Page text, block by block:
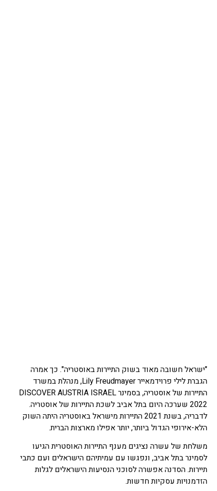
"ישראל חשובה מאוד בשוק התיירות באוסטריה". כך אמרה
הגברת לילי פרוידמאייר Lily Freudmayer, מנהלת במשרד
התיירות של אוסטריה, בסמינר DISCOVER AUSTRIA ISRAEL
2022 שערכה היום בתל אביב לשכת התיירות של אוסטריה.
לדבריה, בשנת 2021 התיירות מישראל באוסטריה היתה השוק
הלא-אירופי הגדול ביותר, יותר אפילו מארצות הברית.
משלחת של עשרה נציגים מענף התיירות האוסטרית הגיעו
לסמינר בתל אביב, ונפגשו עם עמיתיהם הישראלים ועם כתבי
תיירות. הסדנה אפשרה לסוכני הנסיעות הישראלים לגלות
הזדמנויות עסקיות חדשות.